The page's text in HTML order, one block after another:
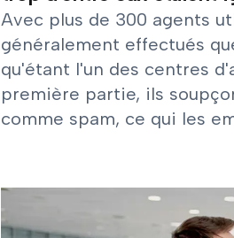
Avec plus de 300 agents
généralement effectués
qu'étant l'un des centres
première partie, ils
comme spam, ce qui les